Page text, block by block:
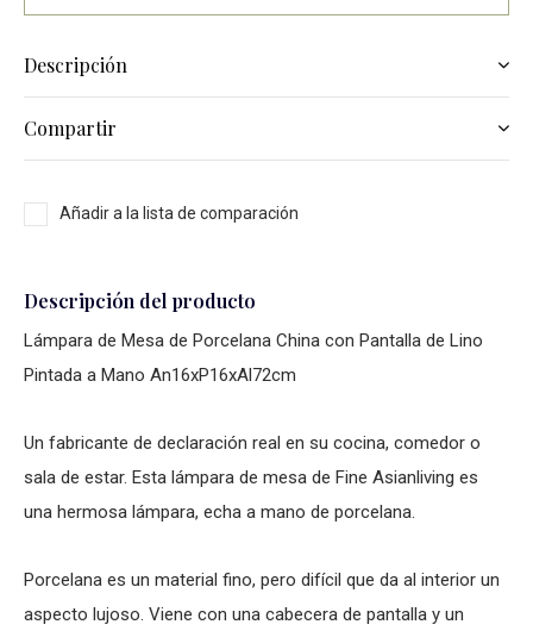
Descripción
Compartir
Añadir a la lista de comparación
Descripción del producto
Lámpara de Mesa de Porcelana China con Pantalla de Lino
Pintada a Mano An16xP16xAl72cm
Un fabricante de declaración real en su cocina, comedor o
sala de estar. Esta lámpara de mesa de Fine Asianliving es
una hermosa lámpara, echa a mano de porcelana.
Porcelana es un material fino, pero difícil que da al interior un
aspecto lujoso. Viene con una cabecera de pantalla y un